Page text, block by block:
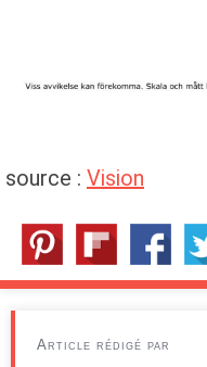
source : Vision
Article rédigé par